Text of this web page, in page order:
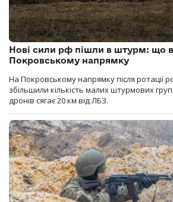
Нові сили рф пішли в штурм: що
Покровському напрямку
На Покровському напрямку після ротації
збільшили кількість малих штурмових
дронів сягає 20 км від ЛБЗ.